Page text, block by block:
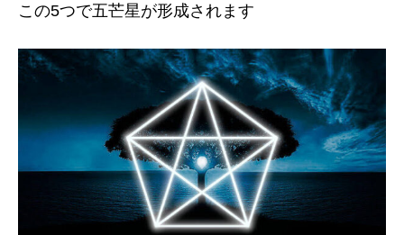
この5つで五芒星が形成されます